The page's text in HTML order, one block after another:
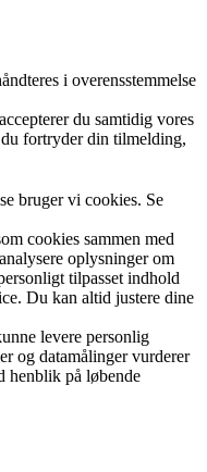
i overensstemmelse
du samtidig vores
fortryder din tilmelding,
bruger vi cookies. Se
cookies sammen med
oplysninger om
tilpasset indhold
Du kan altid justere dine
levere personlig
og datamålinger vurderer
henblik på løbende